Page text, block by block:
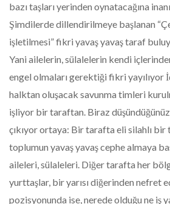
bazı taşları yerinden oynatacağına
Şimdilerde dillendirilmeye başlanan
işletilmesi” fikri yavaş yavaş taraf
Yani ailelerin, sülalelerin kendi
engel olmaları gerektiği fikri yayılıyor
halktan oluşacak savunma timleri
işliyor bir taraftan. Biraz
çıkıyor ortaya: Bir tarafta eli silahlı
toplumun yavaş yavaş cephe almaya
aileleri, sülaleleri. Diğer tarafta her
yurttaşlar, bir yarısı diğerinden nefret
pozisyonunda ise, nerede olduğu ne iş